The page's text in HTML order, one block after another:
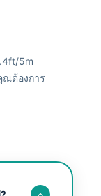
5m
ณต้องการ